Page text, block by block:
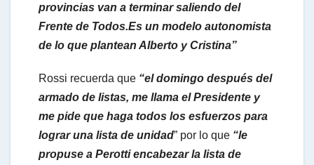
provincias van a terminar saliendo del
Frente de Todos.Es un modelo autonomista
de lo que plantean Alberto y Cristina”
Rossi recuerda que “el domingo después del
armado de listas, me llama el Presidente y
me pide que haga todos los esfuerzos para
lograr una lista de unidad” por lo que “le
propuse a Perotti encabezar la lista de